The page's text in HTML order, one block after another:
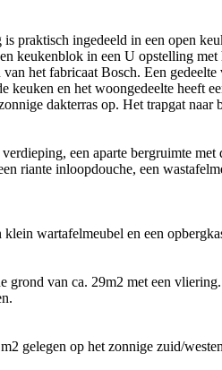
praktisch ingedeeld in een open
keukenblok in een U opstelling
het fabricaat Bosch. Een
keuken en het woongedeelte
dakterras op. Het trapgat
een aparte bergruimte
riante inloopdouche, een
wartafelmeubel en een
grond van ca. 29m2 met een
gelegen op het zonnige zuid/